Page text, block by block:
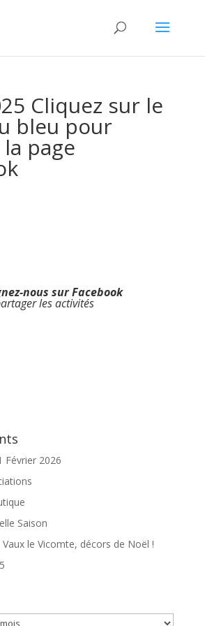
Cliquez sur le
bleu pour
page
nous sur Facebook
les activités
Février 2026
Saison
le Vicomte, décors de Noël !